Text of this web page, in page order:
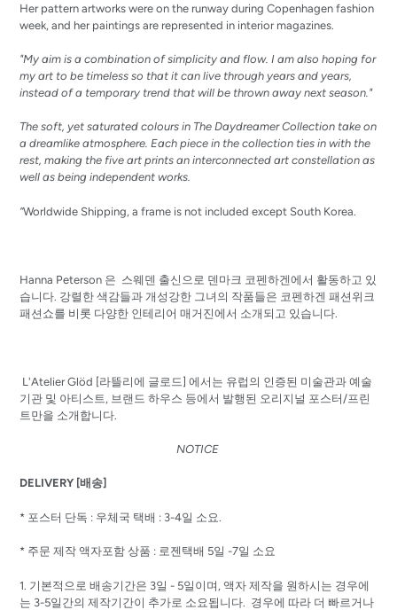
Her pattern artworks were on the runway during Copenhagen fashion
week, and her paintings are represented in interior magazines.
"My aim is a combination of simplicity and flow. I am also hoping for
my art to be timeless so that it can live through years and years,
instead of a temporary trend that will be thrown away next season."
The soft, yet saturated colours in The Daydreamer Collection take on
a dreamlike atmosphere. Each piece in the collection ties in with the
rest, making the five art prints an interconnected art constellation as
well as being independent works.
”Worldwide Shipping, a frame is not included except South Korea.
Hanna Peterson 은 스웨덴 출신으로 덴마크 코펜하겐에서 활동하고 있
습니다. 강렬한 색감들과 개성강한 그녀의 작품들은 코펜하겐 패션위크
패션쇼를 비롯 다양한 인테리어 매거진에서 소개되고 있습니다.
L'Atelier Glöd [라뜰리에 글로드] 에서는 유럽의 인증된 미술관과 예술
기관 및 아티스트, 브랜드 하우스 등에서 발행된 오리지널 포스터/프린
트만을 소개합니다.
NOTICE
DELIVERY [배송]
* 포스터 단독 : 우체국 택배 : 3-4일 소요.
* 주문 제작 액자포함 상품 : 로젠택배 5일 -7일 소요
1. 기본적으로 배송기간은 3일 - 5일이며, 액자 제작을 원하시는 경우에
는 3-5일간의 제작기간이 추가로 소요됩니다. 경우에 따라 더 빠르거나